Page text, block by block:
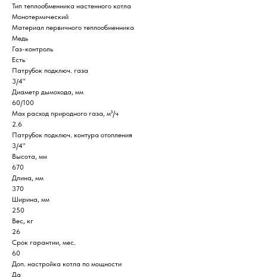
Тип теплообменника настенного котла
Монотермический
Материал первичного теплообменника
Медь
Газ-контроль
Есть
Патрубок подключ. газа
3/4"
Диаметр дымохода, мм
60/100
Max расход природного газа, м³/ч
2.6
Патрубок подключ. контура отопления
3/4"
Высота, мм
670
Длина, мм
370
Ширина, мм
250
Вес, кг
26
Срок гарантии, мес.
60
Доп. настройка котла по мощности
Да